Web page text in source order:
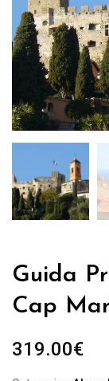
Guida
Cap
319.00€